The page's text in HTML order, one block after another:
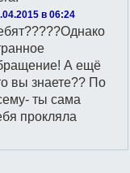
в 06:24
А ещё
вы знаете?? По
ты сама
прокляла